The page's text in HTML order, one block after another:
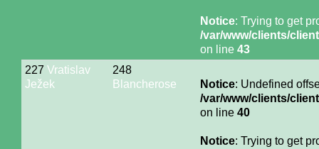
Notice: Trying to get
/var/www/clients/
on line 43
227 Vratislav
Ježek
248
Blancherose
Notice: Undefined
/var/www/clients/
on line 40
Notice: Trying to get